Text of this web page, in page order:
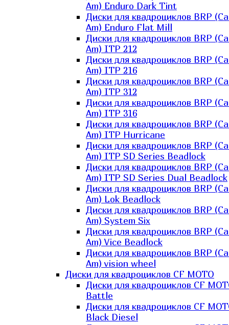
Am) Enduro Dark Tint
Диски для квадроциклов BRP
Am) Enduro Flat Mill
Диски для квадроциклов BRP
Am) ITP 212
Диски для квадроциклов BRP
Am) ITP 216
Диски для квадроциклов BRP
Am) ITP 312
Диски для квадроциклов BRP
Am) ITP 316
Диски для квадроциклов BRP
Am) ITP Hurricane
Диски для квадроциклов BRP
Am) ITP SD Series Beadlock
Диски для квадроциклов BRP
Am) ITP SD Series Dual Beadlock
Диски для квадроциклов BRP
Am) Lok Beadlock
Диски для квадроциклов BRP
Am) System Six
Диски для квадроциклов BRP
Am) Vice Beadlock
Диски для квадроциклов BRP
Am) vision wheel
Диски для квадроциклов CF MOTO
Диски для квадроциклов CF
Battle
Диски для квадроциклов CF
Black Diesel